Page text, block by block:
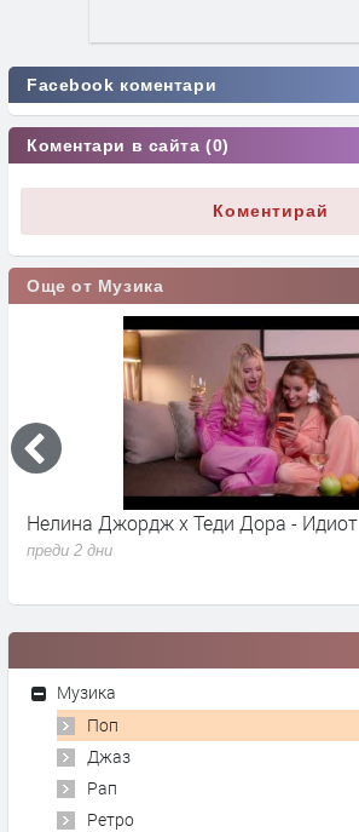
Facebook коментари
Коментари в сайта (0)
Коментирай
Още от Музика
Нелина Джордж x Теди Дора - Идиот
преди 2 дни
Музика
Поп
Джаз
Рап
Ретро